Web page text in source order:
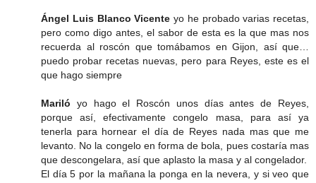
Ángel Luis Blanco Vicente yo he probado varias recetas,
pero como digo antes, el sabor de esta es la que mas nos
recuerda al roscón que tomábamos en Gijon, así que…
puedo probar recetas nuevas, pero para Reyes, este es el
que hago siempre
Mariló yo hago el Roscón unos días antes de Reyes,
porque así, efectivamente congelo masa, para así ya
tenerla para hornear el día de Reyes nada mas que me
levanto. No la congelo en forma de bola, pues costaría mas
que descongelara, así que aplasto la masa y al congelador.
El día 5 por la mañana la ponga en la nevera, y si veo que